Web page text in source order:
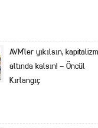
AVM’ler yıkılsın, kapitalizm
altında kalsın! – Öncül
Kırlangıç